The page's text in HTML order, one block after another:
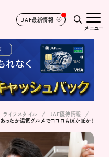
JAF最新情報
メニュー
ライフスタイル
JAF優待情報
あったか湯気グルメでココロもぽかぽか！